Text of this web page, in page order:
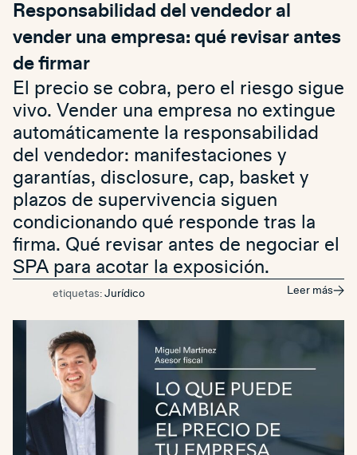
Responsabilidad del vendedor al
vender una empresa: qué revisar antes
de firmar
El precio se cobra, pero el riesgo sigue
vivo. Vender una empresa no extingue
automáticamente la responsabilidad
del vendedor: manifestaciones y
garantías, disclosure, cap, basket y
plazos de supervivencia siguen
condicionando qué responde tras la
firma. Qué revisar antes de negociar el
SPA para acotar la exposición.
etiquetas: Jurídico Leer más